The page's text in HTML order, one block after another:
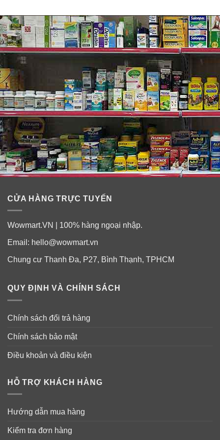
✓Giảm cholesterol trong máu, ngăn chặn sự tích tụ
cholesterol trong động mạch.
✓Phòng ngừa xơ vữa động mạch.
✓Tăng đề kháng ngăn ngừa khuẩn bệnh, các bệnh
cảm cúm, hô hấp…
Thành phần viên uống bổ sung vitamin C
Vitamin C 60 ngày của Nhật Bản
Mỗi ngày 2 viên, sáng 1 viên, trưa hoặc chiều uống 1
DHC Vitamin C là chế độ dinh dưỡng bổ sung vào bữa
ăn hàng ngày cho cơ thể bạn.
Sẽ tốt hơn nếu bạn uống với nước ấm.Với hàm lượng
CỬA HÀNG TRỰC TUYẾN
Wowmart.VN | 100% hàng ngoại nhập.
Email: hello@wowmart.vn
Chung cư Thanh Đa, P27, Bình Thạnh, TPHCM
QUY ĐỊNH VÀ CHÍNH SÁCH
Chính sách đổi trả hàng
Chính sách bảo mật
Điều khoản và điều kiện
HỖ TRỢ KHÁCH HÀNG
Hướng dẫn mua hàng
Kiểm tra đơn hàng